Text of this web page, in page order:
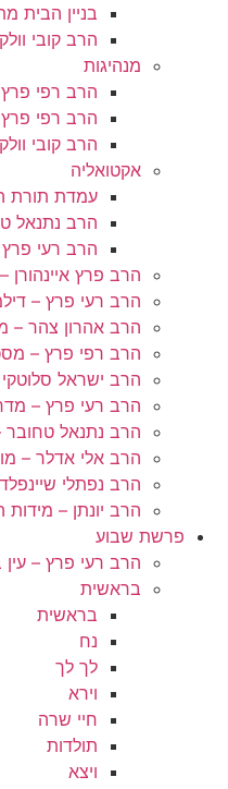
בניין הבית
הרב קובי
מנהיגות
הרב רפי פרץ
הרב רפי פרץ
הרב קובי
אקטואליה
עמדת תורת
הרב נתנאל
הרב רעי פרץ
הרב פרץ איינהורן
הרב רעי פרץ –
הרב אהרון צהר –
הרב רפי פרץ –
הרב ישראל
הרב רעי פרץ –
הרב נתנאל טחובר
הרב אלי אדלר –
הרב נפתלי
הרב יונתן –
פרשת שבוע
הרב רעי פרץ – עין
בראשית
בראשית
נח
לך לך
וירא
חיי שרה
תולדות
ויצא